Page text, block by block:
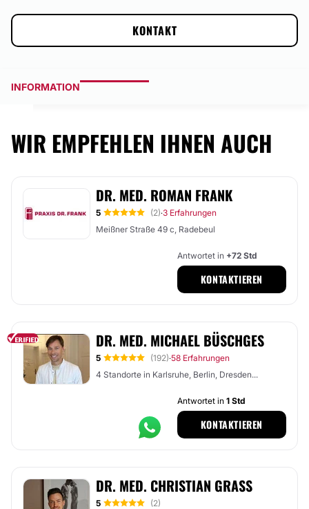
KONTAKT
INFORMATION
WIR EMPFEHLEN IHNEN AUCH
DR. MED. ROMAN FRANK
5 (2)·3 Erfahrungen
Meißner Straße 49 c, Radebeul
Antwortet in +72 Std
KONTAKTIEREN
DR. MED. MICHAEL BÜSCHGES
5 (192)·58 Erfahrungen
4 Standorte in Karlsruhe, Berlin, Dresden...
Antwortet in 1 Std
KONTAKTIEREN
DR. MED. CHRISTIAN GRASS
5
(2)